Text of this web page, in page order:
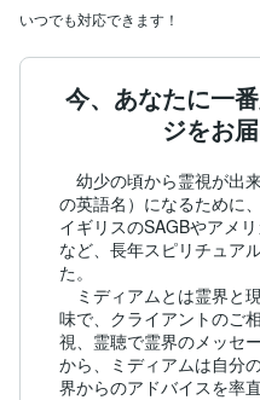
いつでも対応できます！
今、あなたに一
ジをお
幼少の頃から霊視が出
の英語名）になるために
イギリスのSAGBやアメ
など、長年スピリチュア
た。
ミディアムとは霊界と
味で、クライアントのご
視、霊聴で霊界のメッセ
から、ミディアムは自分
界からのアドバイスを率